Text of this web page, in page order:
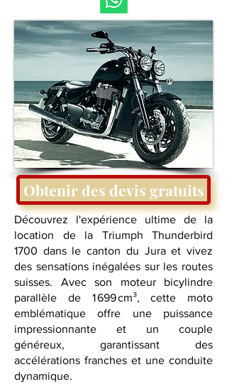
Obtenir des devis gratuits
Découvrez l'expérience ultime de la
location de la Triumph Thunderbird
1700 dans le canton du Jura et vivez
des sensations inégalées sur les routes
suisses. Avec son moteur bicylindre
parallèle de 1 699 cm³, cette moto
emblématique offre une puissance
impressionnante et un couple
généreux, garantissant des
accélérations franches et une conduite
dynamique.